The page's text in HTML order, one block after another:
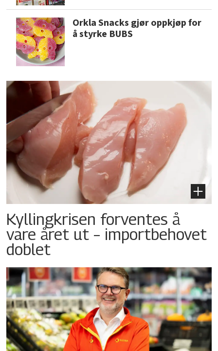
Orkla Snacks gjør oppkjøp for
å styrke BUBS
Kyllingkrisen forventes å
vare året ut – importbehovet
doblet